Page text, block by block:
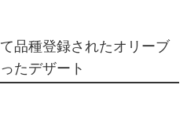
品種登録されたオリーブ
たデザート